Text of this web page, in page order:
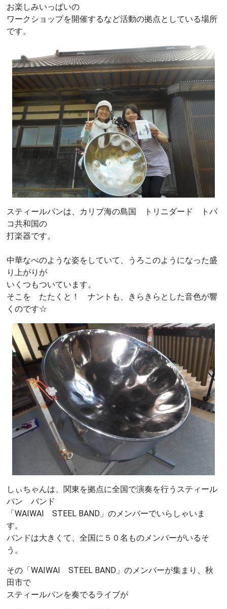
お楽しみいっぱいの
ワークショップを開催するなど活動の拠点としている場所
です。
スティールパンは、カリブ海の島国 トリニダード トバ
コ共和国の
打楽器です。
中華なべのような姿をしていて、うろこのようになった盛
り上がりが
いくつもついています。
そこを たたくと！ ナントも、きらきらとした音色が響
くのです☆
しぃちゃんは、関東を拠点に全国で演奏を行うスティール
パン バンド
「WAIWAI STEEL BAND」のメンバーでいらしゃいま
す。
バンドは大きくて、全国に５０名ものメンバーがいるそ
う。
その「WAIWAI STEEL BAND」のメンバーが集まり、秋
田市で
スティールパンを奏でるライブが